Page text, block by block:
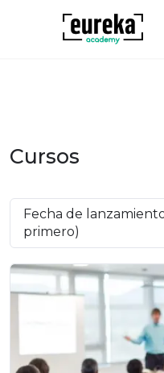
Cursos
Fecha de
primero)